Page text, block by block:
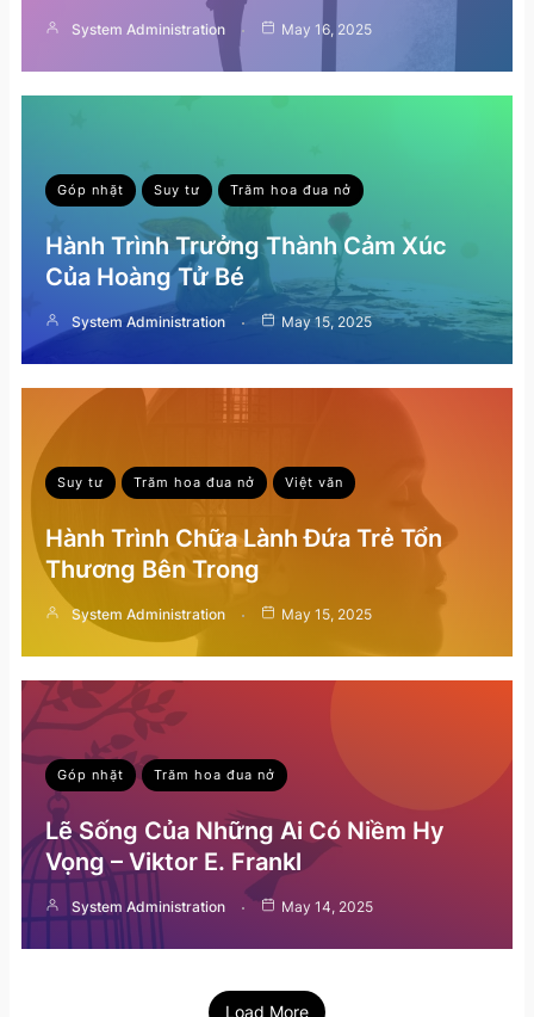
System Administration May 16, 2025
Góp nhặt Suy tư Trăm hoa đua nở
Hành Trình Trưởng Thành Cảm Xúc
Của Hoàng Tử Bé
System Administration May 15, 2025
Suy tư Trăm hoa đua nở Việt văn
Hành Trình Chữa Lành Đứa Trẻ Tổn
Thương Bên Trong
System Administration May 15, 2025
Góp nhặt Trăm hoa đua nở
Lẽ Sống Của Những Ai Có Niềm Hy
Vọng – Viktor E. Frankl
System Administration May 14, 2025
Load More